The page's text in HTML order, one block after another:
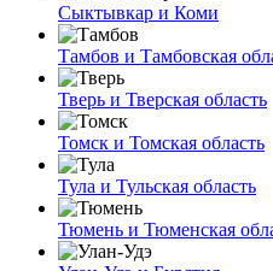
Сыктывкар и Коми
Тамбов и Тамбовская
Тверь и Тверская область
Томск и Томская область
Тула и Тульская область
Тюмень и Тюменская